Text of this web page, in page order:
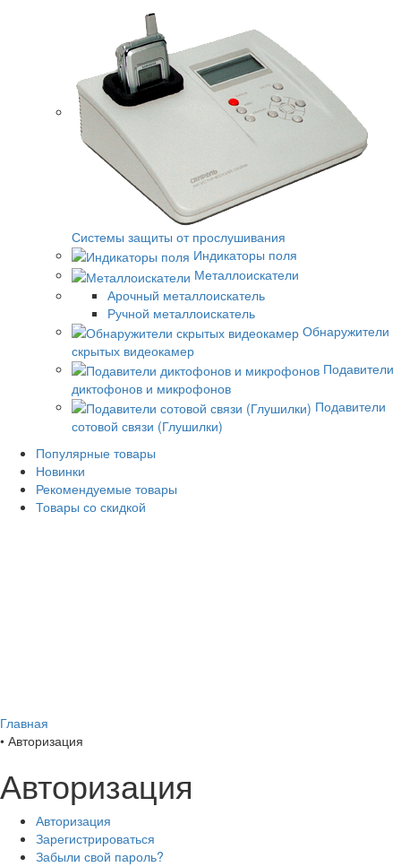
Системы защиты от прослушивания
Индикаторы поля
Металлоискатели
Арочный металлоискатель
Ручной металлоискатель
Обнаружители
скрытых видеокамер
Подавители
диктофонов и микрофонов
Подавители
сотовой связи (Глушилки)
Популярные товары
Новинки
Рекомендуемые товары
Товары со скидкой
Главная
• Авторизация
Авторизация
Авторизация
Зарегистрироваться
Забыли свой пароль?